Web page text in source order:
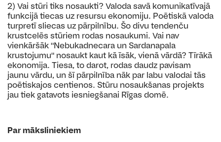
2) Vai stūri tiks nosaukti? Valoda savā komunikatīvajā
funkcijā tiecas uz resursu ekonomiju. Poētiskā valoda
turpretī sliecas uz pārpilnību. Šo divu tendenču
krustcelēs stūriem rodas nosaukumi. Vai nav
vienkāršāk "Nebukadnecara un Sardanapala
krustojumu" nosaukt kaut kā īsāk, vienā vārdā? Tīrākā
ekonomija. Tiesa, to darot, rodas daudz pavisam
jaunu vārdu, un šī pārpilnība nāk par labu valodai tās
poētiskajos centienos. Stūru nosaukšanas projekts
jau tiek gatavots iesniegšanai Rīgas domē.
Par māksliniekiem